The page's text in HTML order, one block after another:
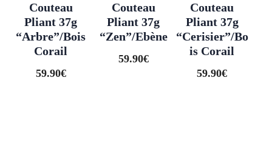
Couteau
Pliant 37g
“Arbre”/Bois
Corail
59.90€
Couteau
Pliant 37g
“Cerisier”/Bo
is Corail
59.90€
Couteau
Pliant 37g
“Zen”/Ebène
59.90€